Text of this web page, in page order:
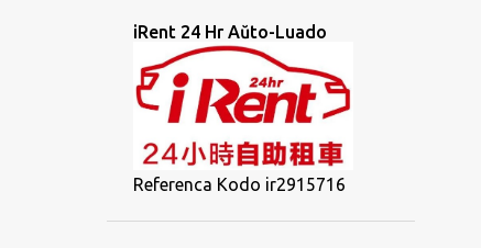
iRent 24 Hr Aŭto-Luado
Referenca Kodo ir2915716